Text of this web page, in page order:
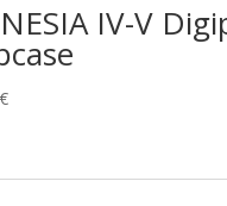
IV-V
€Plage
6,50€